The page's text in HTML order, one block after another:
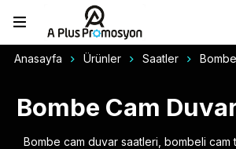
Anasayfa Ürünler Saatler
Bombe Cam
Bombe cam duvar saatleri, bombeli cam